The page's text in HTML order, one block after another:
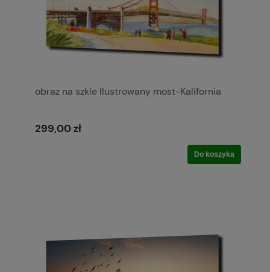
obraz na szkle Ilustrowany most-Kalifornia
299,00 zł
Do koszyka